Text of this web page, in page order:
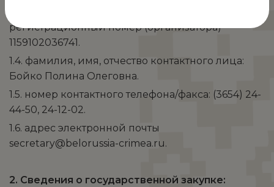
регистрационный номер (организатора)
1159102036741.
1.4. фамилия, имя, отчество контактного лица:
Бойко Полина Олеговна.
1.5. номер контактного телефона/факса: (3654) 24-
44-50, 24-12-02.
1.6. адрес электронной почты
secretary@belorussia-crimea.ru.
2. Сведения о государственной закупке: